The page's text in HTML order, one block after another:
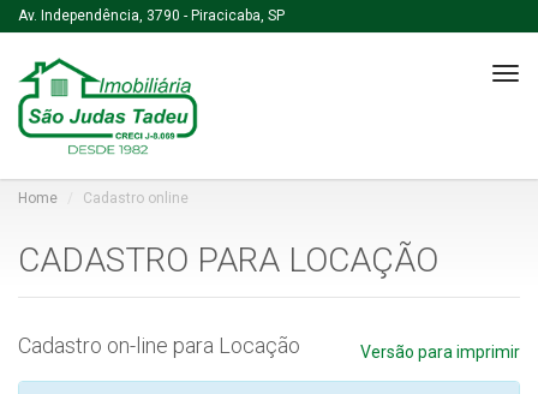
Av. Independência, 3790 - Piracicaba, SP
Home Cadastro online
CADASTRO PARA LOCAÇÃO
Cadastro on-line para Locação Versão para imprimir